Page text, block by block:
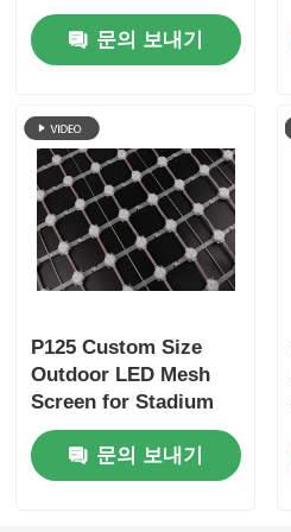
스크린 옥외 풀 컬러 얇
은 Ledwall 맞춤형 무
대 콘서트용
문의 보내기
P125 Custom Size
Outdoor LED Mesh
Screen for Stadium
Shopping MallAirport
Advertising Media
Display
문의 보내기